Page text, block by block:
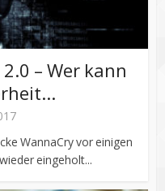
– Wer kann
WannaCry vor einigen
eingeholt...